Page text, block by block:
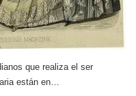
que realiza el ser
están en…